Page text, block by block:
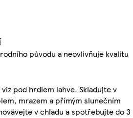
původu a neovlivňuje kvalitu
pod hrdlem lahve. Skladujte v
mrazem a přímým slunečním
v chladu a spotřebujte do 3